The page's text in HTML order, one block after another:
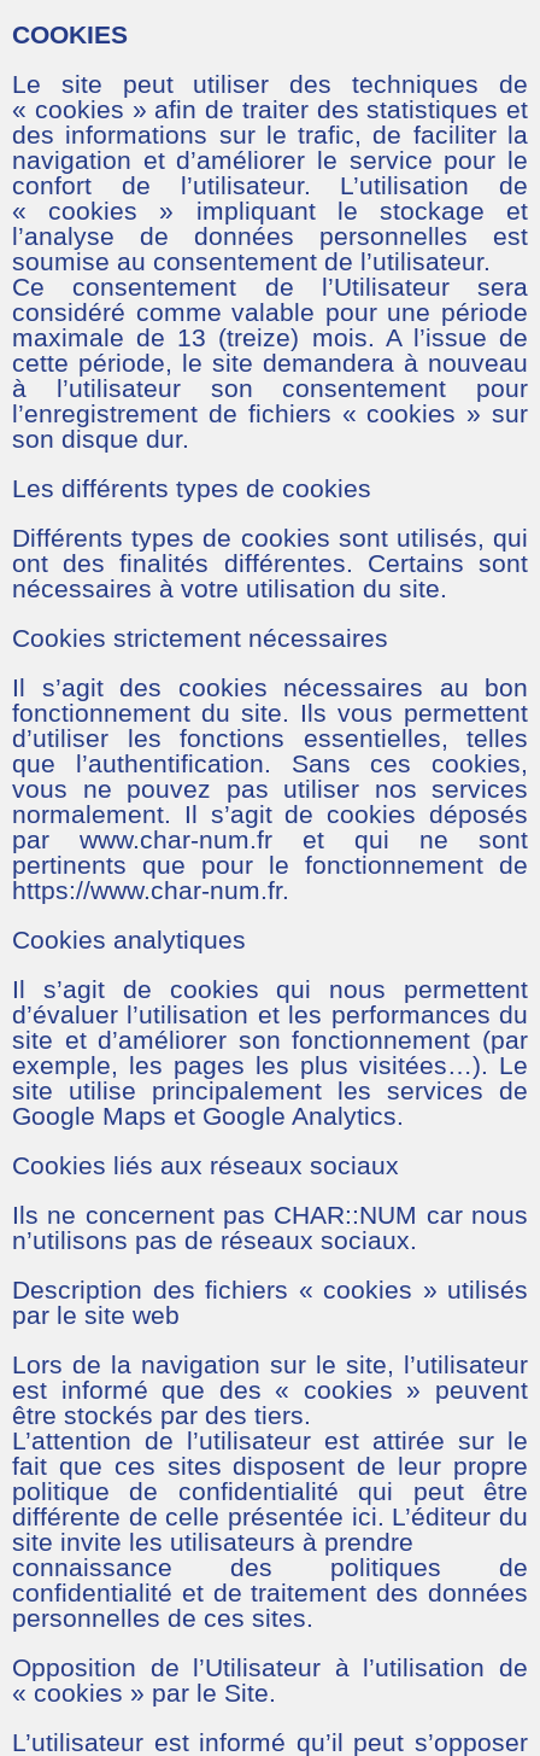
COOKIES
Le site peut utiliser des techniques de
« cookies » afin de traiter des statistiques et
des informations sur le trafic, de faciliter la
navigation et d’améliorer le service pour le
confort de l’utilisateur. L’utilisation de
« cookies » impliquant le stockage et
l’analyse de données personnelles est
soumise au consentement de l’utilisateur.
Ce consentement de l’Utilisateur sera
considéré comme valable pour une période
maximale de 13 (treize) mois. A l’issue de
cette période, le site demandera à nouveau
à l’utilisateur son consentement pour
l’enregistrement de fichiers « cookies » sur
son disque dur.
Les différents types de cookies
Différents types de cookies sont utilisés, qui
ont des finalités différentes. Certains sont
nécessaires à votre utilisation du site.
Cookies strictement nécessaires
Il s’agit des cookies nécessaires au bon
fonctionnement du site. Ils vous permettent
d’utiliser les fonctions essentielles, telles
que l’authentification. Sans ces cookies,
vous ne pouvez pas utiliser nos services
normalement. Il s’agit de cookies déposés
par www.char-num.fr et qui ne sont
pertinents que pour le fonctionnement de
https://www.char-num.fr.
Cookies analytiques
Il s’agit de cookies qui nous permettent
d’évaluer l’utilisation et les performances du
site et d’améliorer son fonctionnement (par
exemple, les pages les plus visitées…). Le
site utilise principalement les services de
Google Maps et Google Analytics.
Cookies liés aux réseaux sociaux
Ils ne concernent pas CHAR::NUM car nous
n’utilisons pas de réseaux sociaux.
Description des fichiers « cookies » utilisés
par le site web
Lors de la navigation sur le site, l’utilisateur
est informé que des « cookies » peuvent
être stockés par des tiers.
L’attention de l’utilisateur est attirée sur le
fait que ces sites disposent de leur propre
politique de confidentialité qui peut être
différente de celle présentée ici. L’éditeur du
site invite les utilisateurs à prendre
connaissance des politiques de
confidentialité et de traitement des données
personnelles de ces sites.
Opposition de l’Utilisateur à l’utilisation de
« cookies » par le Site.
L’utilisateur est informé qu’il peut s’opposer